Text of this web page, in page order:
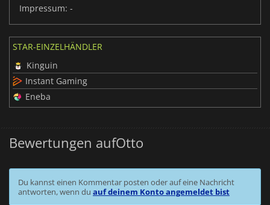
Impressum: -
STAR-EINZELHÄNDLER
Kinguin
Instant Gaming
Eneba
Bewertungen aufOtto
Du kannst einen Kommentar posten oder auf eine Nachricht
antworten, wenn du auf deinem Konto angemeldet bist